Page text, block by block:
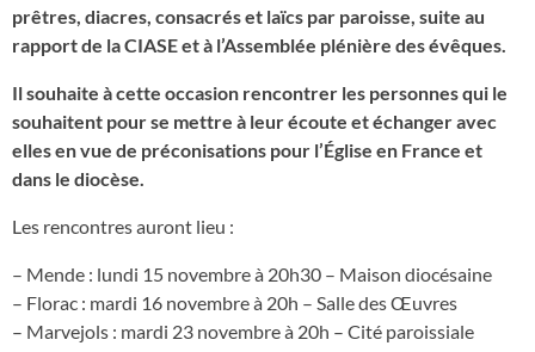
prêtres, diacres, consacrés et laïcs par paroisse, suite au
rapport de la CIASE et à l’Assemblée plénière des évêques.
Il souhaite à cette occasion rencontrer les personnes qui le
souhaitent pour se mettre à leur écoute et échanger avec
elles en vue de préconisations pour l’Église en France et
dans le diocèse.
Les rencontres auront lieu :
– Mende : lundi 15 novembre à 20h30 – Maison diocésaine
– Florac : mardi 16 novembre à 20h – Salle des Œuvres
– Marvejols : mardi 23 novembre à 20h – Cité paroissiale